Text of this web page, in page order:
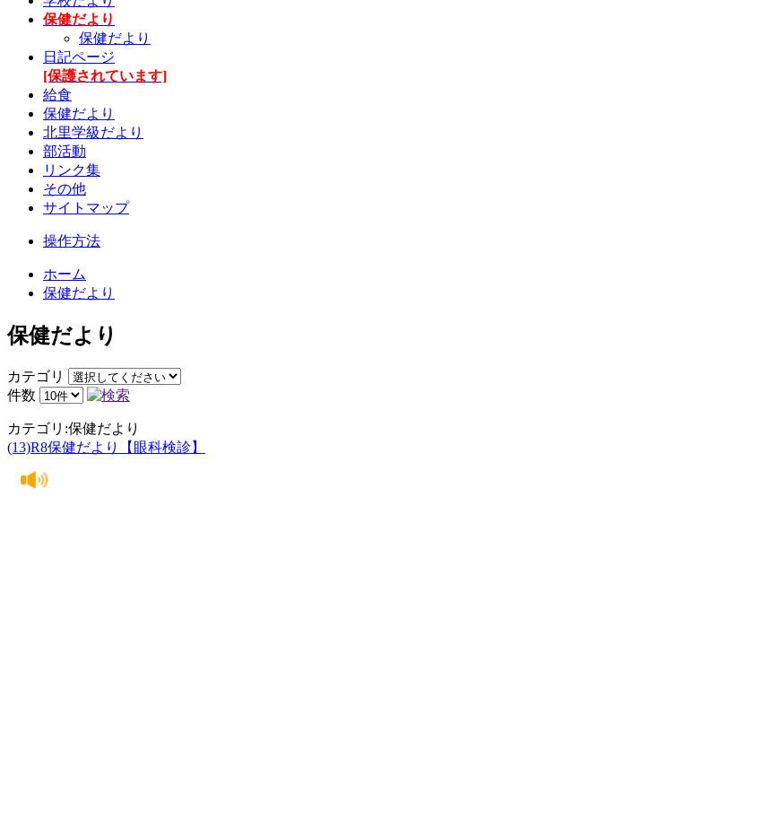
保健だより
保健だより
日記ページ
[保護されています]
給食
保健だより
北里学級だより
部活動
リンク集
その他
サイトマップ
操作方法
ホーム
保健だより
保健だより
カテゴリ
件数
カテゴリ:保健だより
(13)R8保健だより【眼科検診】